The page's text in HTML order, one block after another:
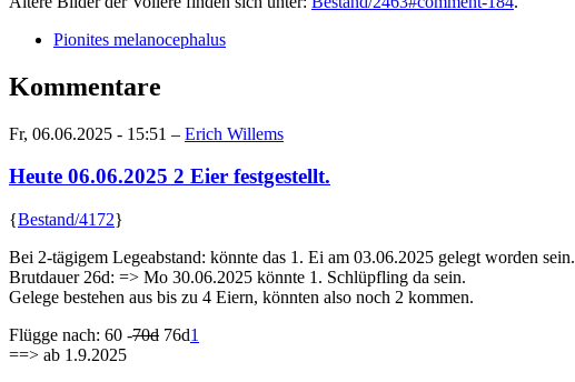
Pionites melanocephalus
Kommentare
Fr, 06.06.2025 - 15:51 – Erich Willems
Heute 06.06.2025 2 Eier festgestellt.
{Bestand/4172}
Bei 2-tägigem Legeabstand: könnte das 1. Ei am 03.06.2025 gelegt worden sein.
Brutdauer 26d: => Mo 30.06.2025 könnte 1. Schlüpfling da sein.
Gelege bestehen aus bis zu 4 Eiern, könnten also noch 2 kommen.
Flügge nach: 60 -70d 76d1
==> ab 1.9.2025